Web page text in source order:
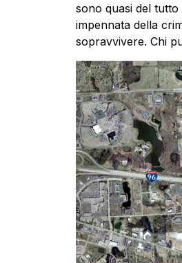
sono quasi del
impennata della
sopravvivere. Chi